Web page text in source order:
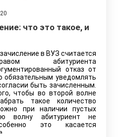
что это такое, и
в ВУЗ считается
абитуриента
отказ от
обязательным уведомлять
быть зачисленным.
чтобы во второй волне
такое количество
при наличии пустых
волну абитуриент не
это касается